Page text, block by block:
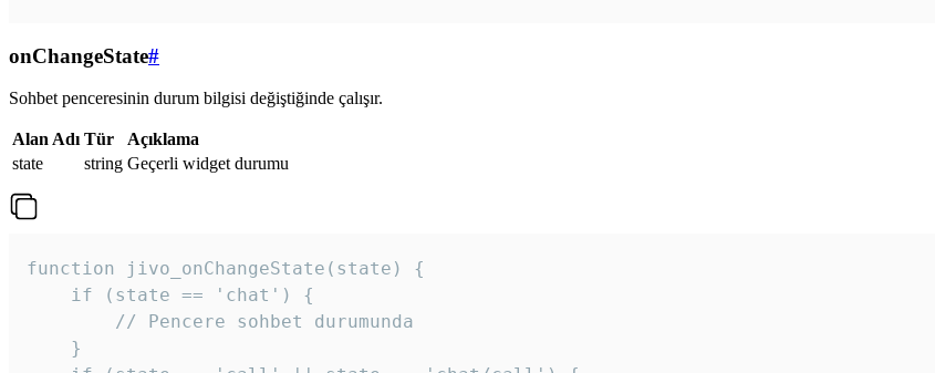
onChangeState#
Sohbet penceresinin durum bilgisi değiştiğinde çalışır.
Alan Adı Tür
Açıklama
state
string Geçerli widget durumu
function jivo_onChangeState(state) {
    if (state == 'chat') {
        // Pencere sohbet durumunda
    }